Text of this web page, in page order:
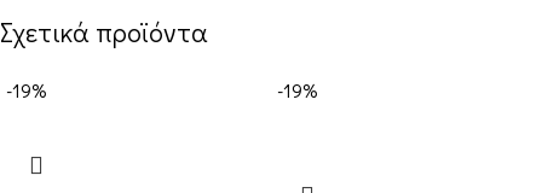
Σχετικά προϊόντα
-19% -19%